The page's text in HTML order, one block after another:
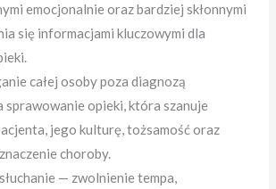
emocjonalnie oraz bardziej skłonnymi
się informacjami kluczowymi dla
całej osoby poza diagnozą
sprawowanie opieki, która szanuje
jego kulturę, tożsamość oraz
choroby.
— zwolnienie tempa,